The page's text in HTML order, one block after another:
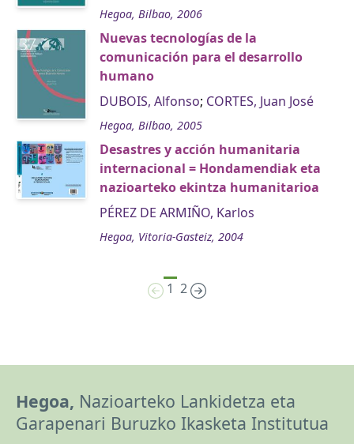
Hegoa, Bilbao, 2006
Nuevas tecnologías de la
comunicación para el desarrollo
humano
DUBOIS, Alfonso; CORTES, Juan José
Hegoa, Bilbao, 2005
Desastres y acción humanitaria
internacional = Hondamendiak eta
nazioarteko ekintza humanitarioa
PÉREZ DE ARMIÑO, Karlos
Hegoa, Vitoria-Gasteiz, 2004
1 2
Hegoa, Nazioarteko Lankidetza eta
Garapenari Buruzko Ikasketa Institutua